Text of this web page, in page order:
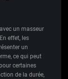
un masseur
effet, les
un
ce qui peut
certaines
de la durée,